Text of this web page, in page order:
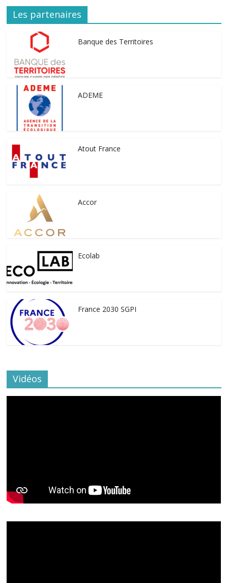
Les partenaires
Banque des Territoires
ADEME
Atout France
Accor
Ecolab
France 2030 SGPI
Vidéos